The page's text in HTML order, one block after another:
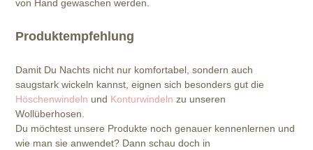
von Hand gewaschen werden.
Produktempfehlung
Damit Du Nachts nicht nur komfortabel, sondern auch
saugstark wickeln kannst, eignen sich besonders gut die
Höschenwindeln und Konturwindeln zu unseren
Wollüberhosen.
Du möchtest unsere Produkte noch genauer kennenlernen und
wie man sie anwendet? Dann schau doch in